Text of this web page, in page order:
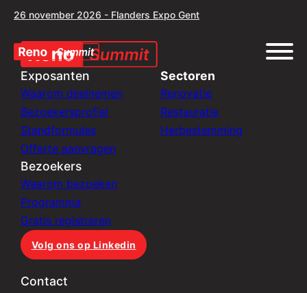
26 november 2026 - Flanders Expo Gent
Exposanten
Waarom deelnemen
Bezoekersprofiel
Standformules
Offerte aanvragen
Bezoekers
Waarom bezoeken
Programma
Gratis registreren
Volg ons op Linkedin
Sectoren
Renovatie
Restauratie
Herbestemming
Contact